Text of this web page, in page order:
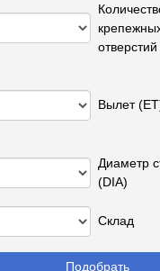
отверстий
Вылет
Диаметр
(DIA)
Склад